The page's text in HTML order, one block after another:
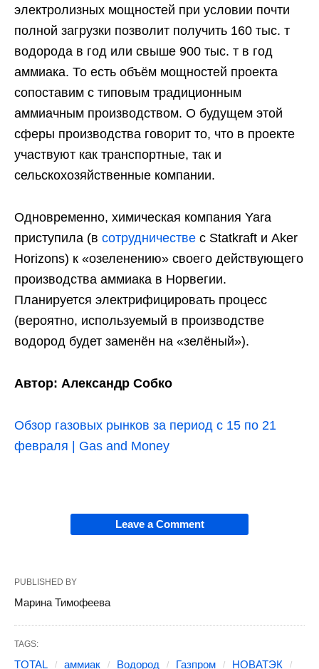
электролизных мощностей при условии почти
полной загрузки позволит получить 160 тыс. т
водорода в год или свыше 900 тыс. т в год
аммиака. То есть объём мощностей проекта
сопоставим с типовым традиционным
аммиачным производством. О будущем этой
сферы производства говорит то, что в проекте
участвуют как транспортные, так и
сельскохозяйственные компании.
Одновременно, химическая компания Yara
приступила (в сотрудничестве с Statkraft и Aker
Horizons) к «озеленению» своего действующего
производства аммиака в Норвегии.
Планируется электрифицировать процесс
(вероятно, используемый в производстве
водород будет заменён на «зелёный»).
Автор: Александр Собко
Обзор газовых рынков за период с 15 по 21
февраля | Gas and Money
Leave a Comment
PUBLISHED BY
Марина Тимофеева
TAGS:
TOTAL аммиак Водород Газпром НОВАТЭК